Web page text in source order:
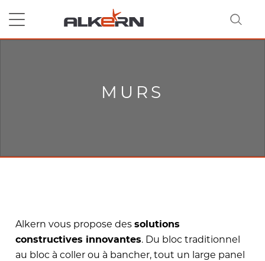
MURS
Alkern vous propose dessolutions
constructives innovantes. Du bloc traditionnel
au bloc à coller ou à bancher, tout un large panel